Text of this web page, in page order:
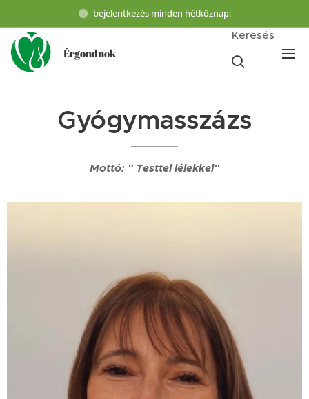
bejelentkezés minden hétköznap:
Érgondnok
Keresés
Gyógymasszázs
Mottó: " Testtel lélekkel"